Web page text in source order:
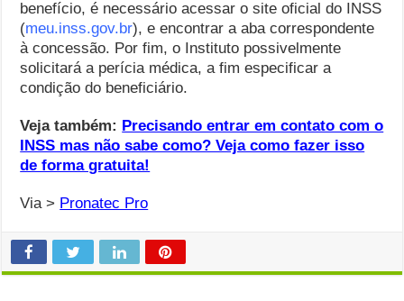
benefício, é necessário acessar o site oficial do INSS
(meu.inss.gov.br), e encontrar a aba correspondente
à concessão. Por fim, o Instituto possivelmente
solicitará a perícia médica, a fim especificar a
condição do beneficiário.
Veja também: Precisando entrar em contato com o
INSS mas não sabe como? Veja como fazer isso
de forma gratuita!
Via > Pronatec Pro